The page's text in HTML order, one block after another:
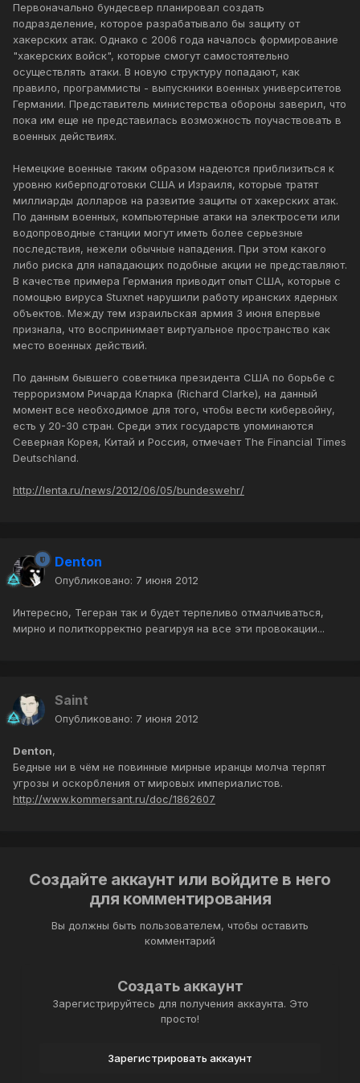
Первоначально бундесвер планировал создать
подразделение, которое разрабатывало бы защиту от
хакерских атак. Однако с 2006 года началось формирование
"хакерских войск", которые смогут самостоятельно
осуществлять атаки. В новую структуру попадают, как
правило, программисты - выпускники военных университетов
Германии. Представитель министерства обороны заверил, что
пока им еще не представилась возможность поучаствовать в
военных действиях.
Немецкие военные таким образом надеются приблизиться к
уровню киберподготовки США и Израиля, которые тратят
миллиарды долларов на развитие защиты от хакерских атак.
По данным военных, компьютерные атаки на электросети или
водопроводные станции могут иметь более серьезные
последствия, нежели обычные нападения. При этом какого
либо риска для нападающих подобные акции не представляют.
В качестве примера Германия приводит опыт США, которые с
помощью вируса Stuxnet нарушили работу иранских ядерных
объектов. Между тем израильская армия 3 июня впервые
признала, что воспринимает виртуальное пространство как
место военных действий.
По данным бывшего советника президента США по борьбе с
терроризмом Ричарда Кларка (Richard Clarke), на данный
момент все необходимое для того, чтобы вести кибервойну,
есть у 20-30 стран. Среди этих государств упоминаются
Северная Корея, Китай и Россия, отмечает The Financial Times
Deutschland.
http://lenta.ru/news/2012/06/05/bundeswehr/
Denton
Опубликовано: 7 июня 2012
Интересно, Тегеран так и будет терпеливо отмалчиваться,
мирно и политкорректно реагируя на все эти провокации...
Saint
Опубликовано: 7 июня 2012
Denton,
Бедные ни в чём не повинные мирные иранцы молча терпят
угрозы и оскорбления от мировых империалистов.
http://www.kommersant.ru/doc/1862607
Создайте аккаунт или войдите в него
для комментирования
Вы должны быть пользователем, чтобы оставить
комментарий
Создать аккаунт
Зарегистрируйтесь для получения аккаунта. Это
просто!
Зарегистрировать аккаунт